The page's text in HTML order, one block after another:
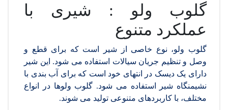
گلوب ولو : شیری با
عملکرد متنوع
گلوب ولو، نوع خاصی از شیر است که برای قطع و
وصل و تنظیم جریان سیالات استفاده می شود. این شیر
دارای یک دیسک در انتهای خود است که برای آب بندی با
نشیمنگاه شیر استفاده می شود. گلوب ولوها در انواع
مختلف، با کاربردهای متنوعی تولید می شوند.